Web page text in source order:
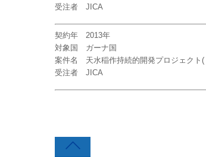
受注者 JICA
契約年 2013年
対象国 ガーナ国
案件名 天水稲作持続的開発プロジェクト(
受注者 JICA